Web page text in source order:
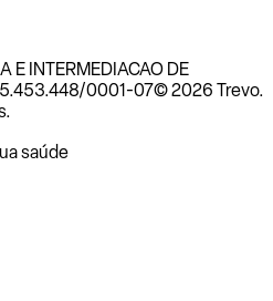
E INTERMEDIACAO DE
0001-07© 2026 Trevo.
saúde